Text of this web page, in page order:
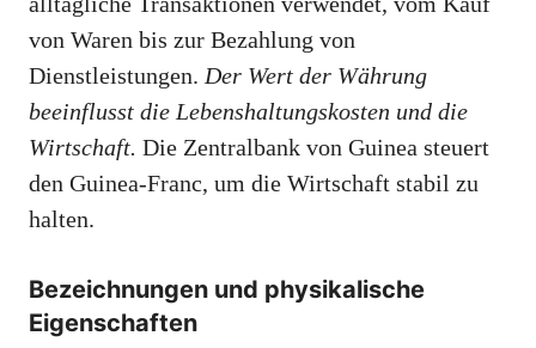
von Waren bis zur Bezahlung von
Dienstleistungen. Der Wert der Währung
beeinflusst die Lebenshaltungskosten und die
Wirtschaft. Die Zentralbank von Guinea steuert
den Guinea-Franc, um die Wirtschaft stabil zu
halten.
Bezeichnungen und physikalische
Eigenschaften